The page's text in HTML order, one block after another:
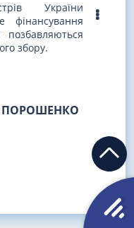
України
фінансування
позбавляються
збору.
ПОРОШЕНКО